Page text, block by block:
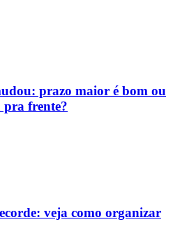
prazo maior é bom ou
pra frente?
veja como organizar